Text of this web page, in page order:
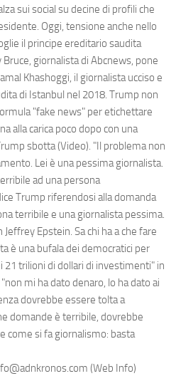
sui social su decine di profili che
Oggi, tensione anche nello
il principe ereditario saudita
giornalista di Abcnews, pone
Khashoggi, il giornalista ucciso e
di Istanbul nel 2018. Trump non
"fake news" per etichettare
alla carica poco dopo con una
sbotta (Video). "Il problema non
Lei è una pessima giornalista.
ad una persona
Trump riferendosi alla domanda
terribile e una giornalista pessima.
Epstein. Sa chi ha a che fare
è una bufala dei democratici per
21 trilioni di dollari di investimenti" in
mi ha dato denaro, lo ha dato ai
dovrebbe essere tolta a
domande è terribile, dovrebbe
come si fa giornalismo: basta
(Web Info)